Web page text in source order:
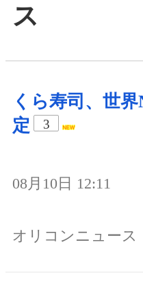
ス
くら寿司、世
定
3
08月10日 12:11
オリコンニュース